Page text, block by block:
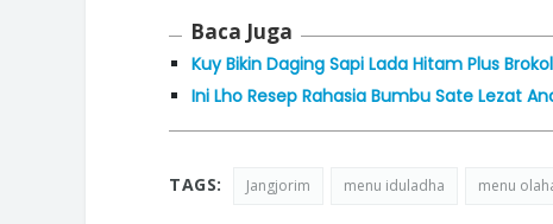
Baca Juga
Kuy Bikin Daging Sapi Lada Hitam Plus
Ini Lho Resep Rahasia Bumbu Sate Lezat
TAGS: Jangjorim menu iduladha menu